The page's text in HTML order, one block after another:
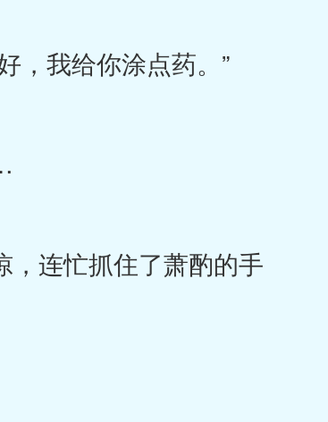
，我给你涂点药。”
连忙抓住了萧酌的手